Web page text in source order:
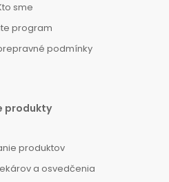
sme
program
podmínky
produkty
produktov
a osvedčenia